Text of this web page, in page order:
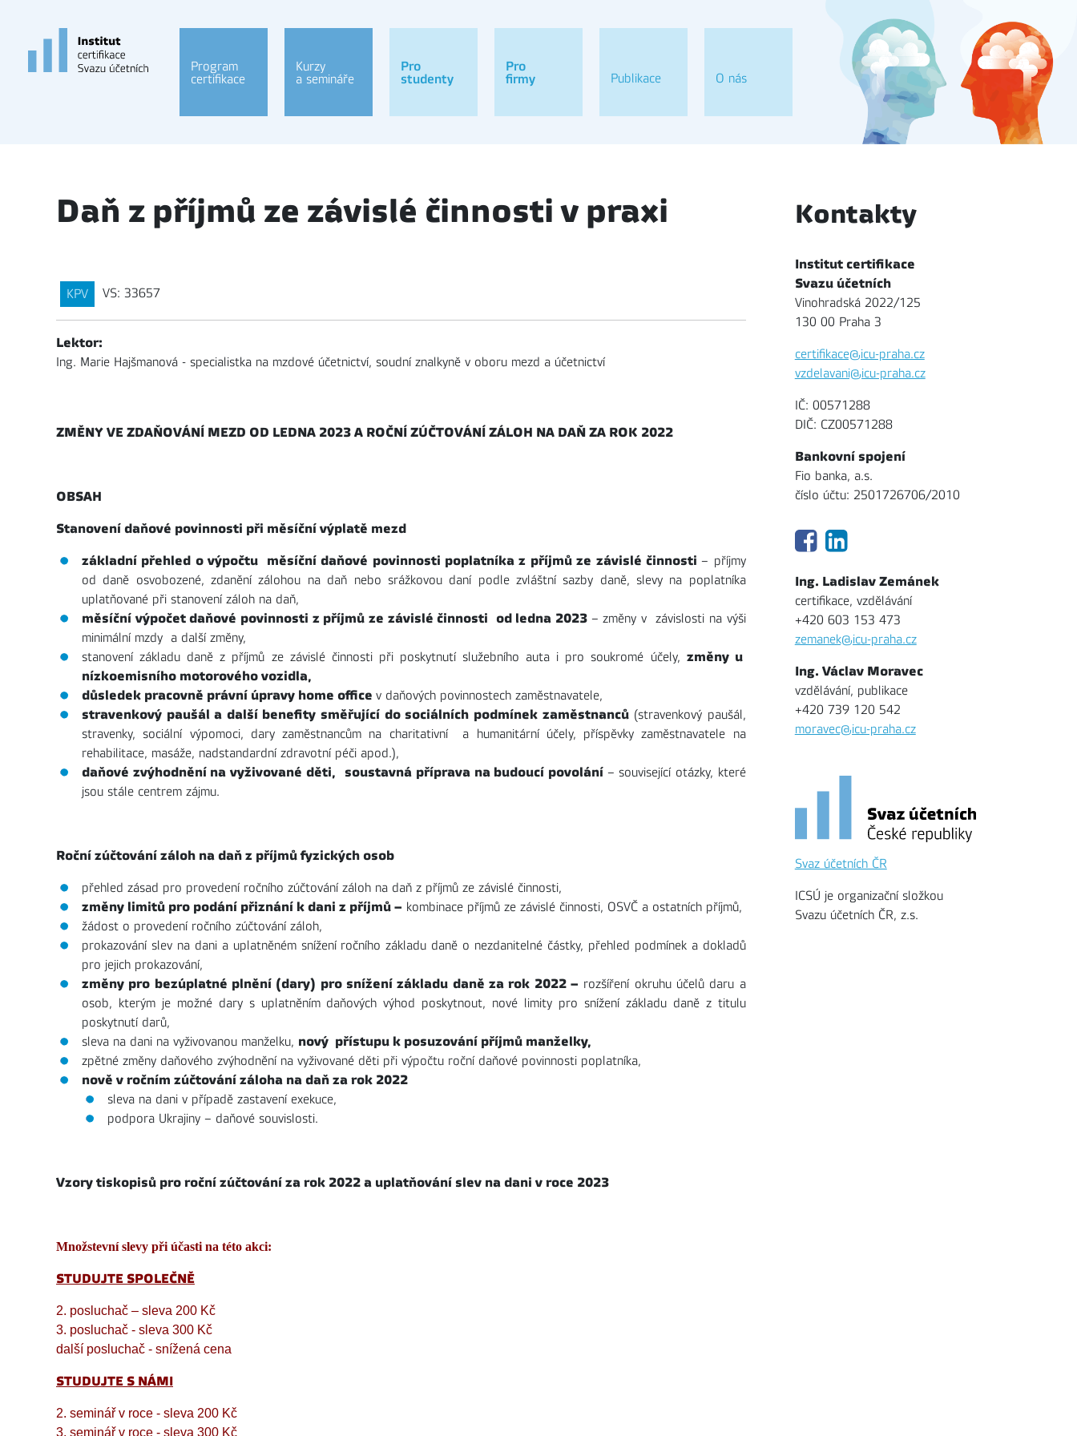
Program
certifikace
Kurzy
a semináře
Pro
studenty
Pro
firmy
Publikace O nás
Daň z příjmů ze závislé činnosti v praxi
KPV VS: 33657
Lektor:
Ing. Marie Hajšmanová - specialistka na mzdové účetnictví, soudní znalkyně v oboru mezd a účetnictví
ZMĚNY VE ZDAŇOVÁNÍ MEZD OD LEDNA 2023 A ROČNÍ ZÚČTOVÁNÍ ZÁLOH NA DAŇ ZA ROK 2022
OBSAH
Stanovení daňové povinnosti při měsíční výplatě mezd
základní přehled o výpočtu měsíční daňové povinnosti poplatníka z příjmů ze závislé činnosti– příjmy
od daně osvobozené, zdanění zálohou na daň nebo srážkovou daní podle zvláštní sazby daně, slevy na poplatníka
uplatňované při stanovení záloh na daň,
měsíční výpočet daňové povinnosti z příjmů ze závislé činnosti od ledna 2023 – změny v závislosti na výši
minimální mzdy a další změny,
stanovení základu daně z příjmů ze závislé činnosti při poskytnutí služebního auta i pro soukromé účely, změny u
nízkoemisního motorového vozidla,
důsledek pracovně právní úpravy home office v daňových povinnostech zaměstnavatele,
stravenkový paušál a další benefity směřující do sociálních podmínek zaměstnanců(stravenkový paušál,
stravenky, sociální výpomoci, dary zaměstnancům na charitativní a humanitární účely, příspěvky zaměstnavatele na
rehabilitace, masáže, nadstandardní zdravotní péči apod.),
daňové zvýhodnění na vyživované děti, soustavná příprava na budoucí povolání – související otázky, které
jsou stále centrem zájmu.
Roční zúčtování záloh na daň z příjmů fyzických osob
přehled zásad pro provedení ročního zúčtování záloh na daň z příjmů ze závislé činnosti,
změny limitů pro podání přiznání k dani z příjmů – kombinace příjmů ze závislé činnosti, OSVČ a ostatních příjmů,
žádost o provedení ročního zúčtování záloh,
prokazování slev na dani a uplatněném snížení ročního základu daně o nezdanitelné částky, přehled podmínek a dokladů
pro jejich prokazování,
změny pro bezúplatné plnění (dary) pro snížení základu daně za rok 2022 – rozšíření okruhu účelů daru a
osob, kterým je možné dary s uplatněním daňových výhod poskytnout, nové limity pro snížení základu daně z titulu
poskytnutí darů,
sleva na dani na vyživovanou manželku, nový přístupu k posuzování příjmů manželky,
zpětné změny daňového zvýhodnění na vyživované děti při výpočtu roční daňové povinnosti poplatníka,
nově v ročním zúčtování záloha na daň za rok 2022
sleva na dani v případě zastavení exekuce,
podpora Ukrajiny – daňové souvislosti.
​Vzory tiskopisů pro roční zúčtování za rok 2022 a uplatňování slev na dani v roce 2023
Množstevní slevy při účasti na této akci:
STUDUJTE SPOLEČNĚ
2. posluchač – sleva 200 Kč
3. posluchač - sleva 300 Kč
další posluchač - snížená cena
STUDUJTE S NÁMI
2. seminář v roce - sleva 200 Kč
3. seminář v roce - sleva 300 Kč
Kontakty
Institut certifikace
Svazu účetních
Vinohradská 2022/125
130 00 Praha 3
certifikace@icu-praha.cz
vzdelavani@icu-praha.cz
IČ: 00571288
DIČ: CZ00571288
Bankovní spojení
Fio banka, a.s.
číslo účtu: 2501726706/2010
Ing. Ladislav Zemánek
certifikace, vzdělávání
+420 603 153 473
zemanek@icu-praha.cz
Ing. Václav Moravec
vzdělávání, publikace
+420 739 120 542
moravec@icu-praha.cz
Svaz účetních ČR
ICSÚ je organizační složkou
Svazu účetních ČR, z.s.